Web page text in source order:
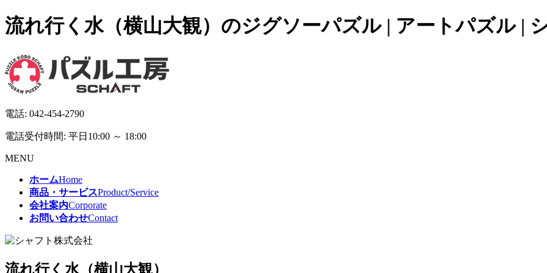
流れ行く水（横山大観）のジグソーパズル | アートパズル |
電話: 042-454-2790
電話受付時間: 平日10:00 ～ 18:00
MENU
ホームHome
商品・サービスProduct/Service
会社案内Corporate
お問い合わせContact
流れ行く水（横山大観）